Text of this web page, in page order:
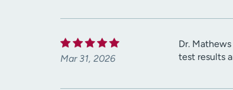
Mar 31, 2026
Dr.
test results